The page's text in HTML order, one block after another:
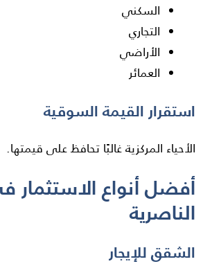
السكني
التجاري
الأراضي
العمائر
استقرار القيمة السوقية
الأحياء المركزية غالبًا تحافظ على قيمتها.
أفضل أنواع
الناصرية
الشقق للإيجار